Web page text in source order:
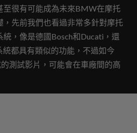
至很有可能成為未來BMW在摩托
，先前我們也看過非常多針對摩托
統，像是德國Bosch和Ducati，還
都具有類似的功能，不過如今
測試影片，可能會在車廠間的高